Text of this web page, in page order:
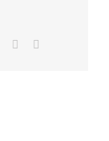
Pinterest